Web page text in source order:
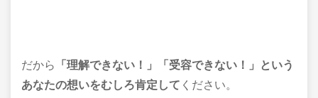
だから
「理解できない！」「受容できない！」という
あなたの想いをむしろ肯定して ください。